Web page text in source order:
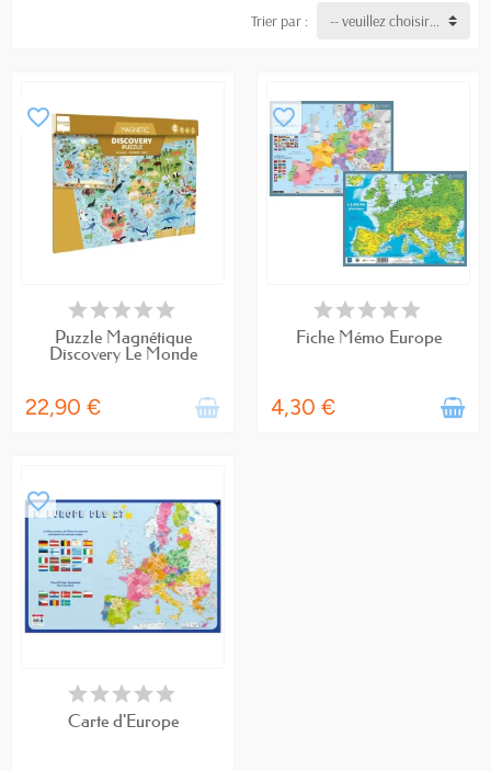
Trier par : -- veuillez choisir --
RUPTURE DE STOCK
favorite_border
Puzzle Magnétique
Discovery Le Monde
22,90 €
EN STOCK
favorite_border
Fiche Mémo Europe
4,30 €
EN STOCK
favorite_border
Carte d'Europe